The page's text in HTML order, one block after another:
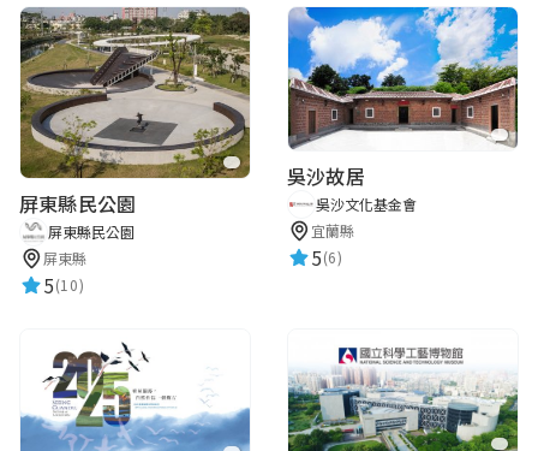
楊默默
2022-09-29 19:04:24 ★★★★★
Minerva Chen
2022-09-29 15:48:54 ★★★★★
蘇宇柔
屏東縣民公園
屏東縣民公園
屏東縣
5(10)
吳沙故居
吳沙文化基金會
宜蘭縣
5(6)